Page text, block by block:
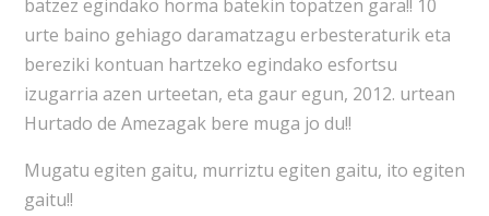
batzez egindako horma batekin topatzen gara!! 10
urte baino gehiago daramatzagu erbesteraturik eta
bereziki kontuan hartzeko egindako esfortsu
izugarria azen urteetan, eta gaur egun, 2012. urtean
Hurtado de Amezagak bere muga jo du!!
Mugatu egiten gaitu, murriztu egiten gaitu, ito egiten
gaitu!!